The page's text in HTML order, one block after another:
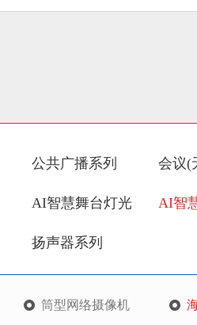
公共广播系列 会议(
AI智慧舞台灯光 AI智
扬声器系列
筒型网络摄像机